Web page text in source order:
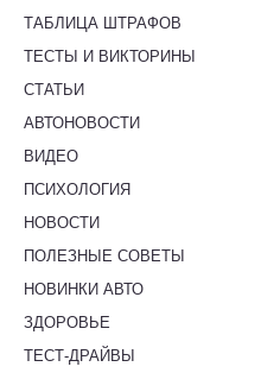
ТАБЛИЦА ШТРАФОВ
ТЕСТЫ И ВИКТОРИНЫ
СТАТЬИ
АВТОНОВОСТИ
ВИДЕО
ПСИХОЛОГИЯ
НОВОСТИ
ПОЛЕЗНЫЕ СОВЕТЫ
НОВИНКИ АВТО
ЗДОРОВЬЕ
ТЕСТ-ДРАЙВЫ